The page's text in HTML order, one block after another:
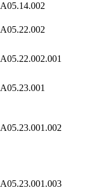
A05.14.002
A05.22.002
A05.22.002.001
A05.23.001
A05.23.001.002
A05.23.001.003